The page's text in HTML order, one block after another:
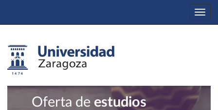
Oferta de estudios